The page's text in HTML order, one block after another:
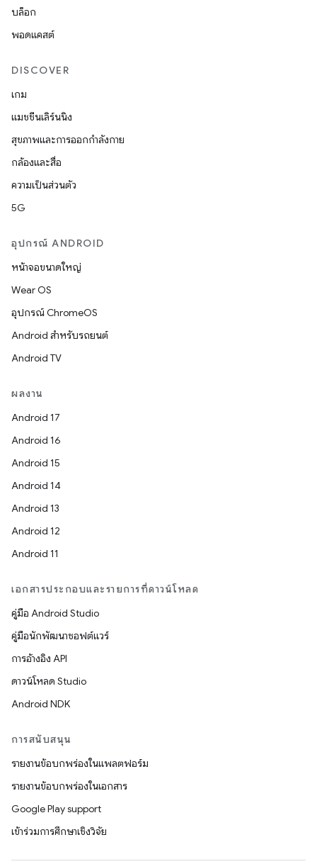
บล็อก
พอดแคสต์
DISCOVER
เกม
แมชชีนเลิร์นนิง
สุขภาพและการออกกำลังกาย
กล้องและสื่อ
ความเป็นส่วนตัว
5G
อุปกรณ์ ANDROID
หน้าจอขนาดใหญ่
Wear OS
อุปกรณ์ ChromeOS
Android สำหรับรถยนต์
Android TV
ผลงาน
Android 17
Android 16
Android 15
Android 14
Android 13
Android 12
Android 11
เอกสารประกอบและรายการที่ดาวน์โหลด
คู่มือ Android Studio
คู่มือนักพัฒนาซอฟต์แวร์
การอ้างอิง API
ดาวน์โหลด Studio
Android NDK
การสนับสนุน
รายงานข้อบกพร่องในแพลตฟอร์ม
รายงานข้อบกพร่องในเอกสาร
Google Play support
เข้าร่วมการศึกษาเชิงวิจัย